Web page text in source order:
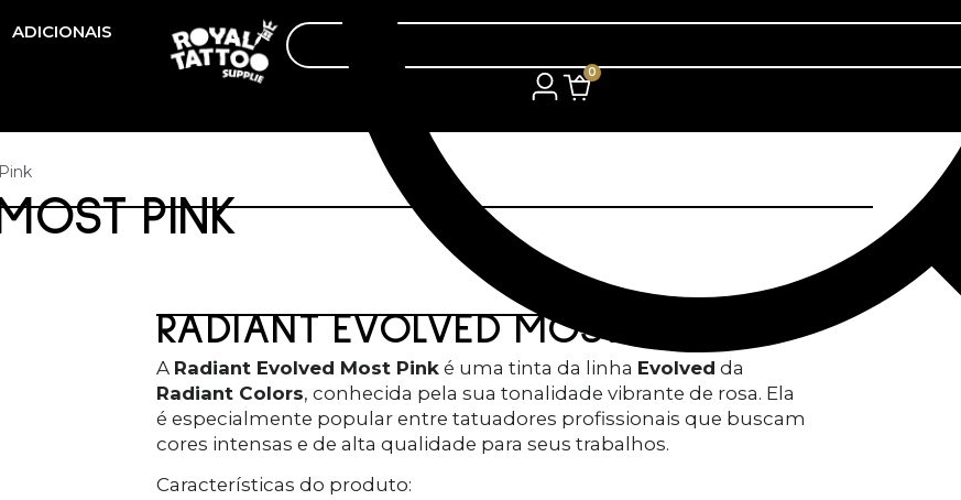
ADICIONAIS
0
PINK
RADIANT EVOLVED MOST PINK
A Radiant Evolved Most Pinké uma tinta da linha Evolved da
Radiant Colors, conhecida pela sua tonalidade vibrante de rosa. Ela
é especialmente popular entre tatuadores profissionais que buscam
cores intensas e de alta qualidade para seus trabalhos.
Características do produto: